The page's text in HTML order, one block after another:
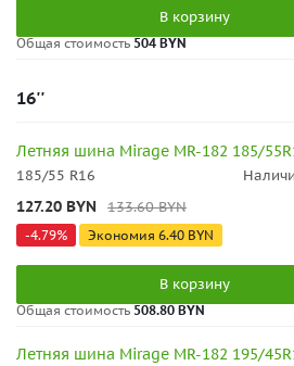
В корзину
Общая стоимость 504 BYN
16''
Летняя шина Mirage MR-182 185/
185/55 R16
127.20 BYN 133.60BYN
-4.79% Экономия 6.40 BYN
В корзину
Общая стоимость 508.80 BYN
Летняя шина Mirage MR-182 195/